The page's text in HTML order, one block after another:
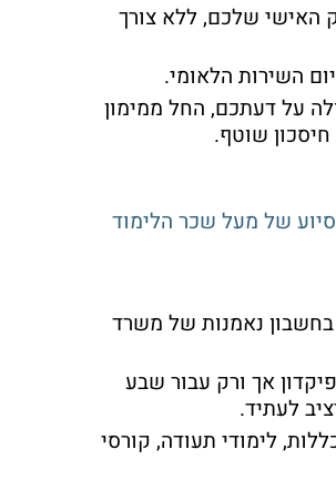
האישי שלכם, ללא צורך
השירות הלאומי.
על דעתכם, החל ממימון
שוטף.
של מעל שכר הלימוד
בחשבון נאמנות של משרד
אך ורק עבור שבע
לעתיד.
לימודי תעודה, קורסי